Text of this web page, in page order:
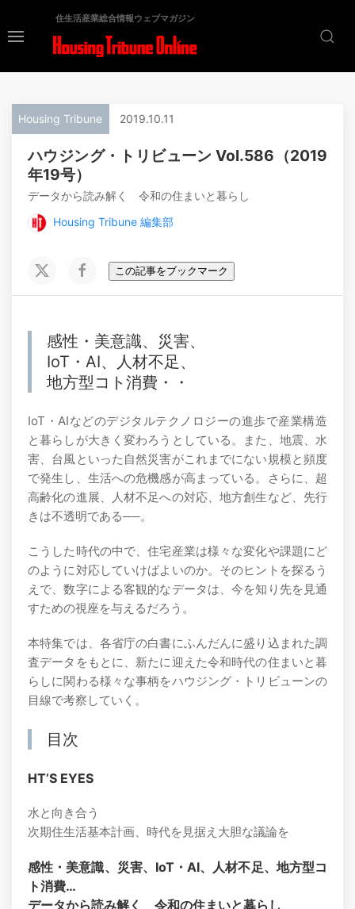
住生活産業総合情報ウェブマガジン
Housing Tribune 2019.10.11
ハウジング・トリビューン Vol.586（2019
年19号）
データから読み解く 令和の住まいと暮らし
Housing Tribune 編集部
この記事をブックマーク
感性・美意識、災害、
IoT・AI、人材不足、
地方型コト消費・・
IoT・AIなどのデジタルテクノロジーの進歩で産業構造
と暮らしが大きく変わろうとしている。また、地震、水
害、台風といった自然災害がこれまでにない規模と頻度
で発生し、生活への危機感が高まっている。さらに、超
高齢化の進展、人材不足への対応、地方創生など、先行
きは不透明である──。
こうした時代の中で、住宅産業は様々な変化や課題にど
のように対応していけばよいのか。そのヒントを探るう
えで、数字による客観的なデータは、今を知り先を見通
すための視座を与えるだろう。
本特集では、各省庁の白書にふんだんに盛り込まれた調
査データをもとに、新たに迎えた令和時代の住まいと暮
らしに関わる様々な事柄をハウジング・トリビューンの
目線で考察していく。
目次
HTʼS EYES
水と向き合う
次期住生活基本計画、時代を見据え大胆な議論を
感性・美意識、災害、IoT・AI、人材不足、地方型コ
ト消費…
データから読み解く 令和の住まいと暮らし